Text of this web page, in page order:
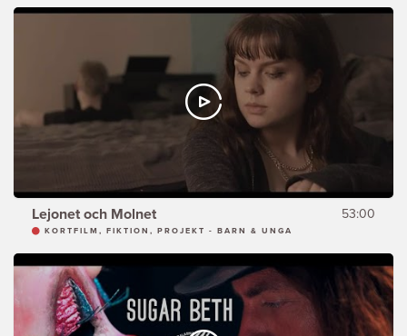
Lejonet och Molnet 53:00
KORTFILM, FIKTION, PROJEKT - BARN & UNGA